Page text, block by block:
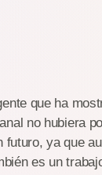
que ha
no hubiera
futuro, ya que
es un